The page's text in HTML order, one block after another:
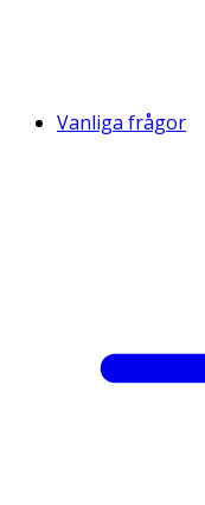
Vanliga frågor